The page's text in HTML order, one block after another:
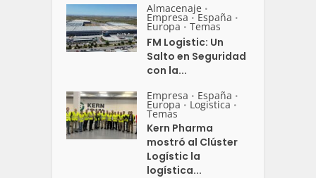
Almacenaje •
Empresa • España •
Europa • Temas
FM Logistic: Un
Salto en Seguridad
con la...
Empresa • España •
Europa • Logistica •
Temas
Kern Pharma
mostró al Clúster
Logístic la
logística...